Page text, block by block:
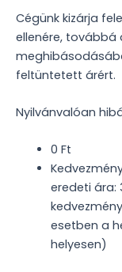
Cégünk kizárja
ellenére, továbbá
feltüntetett árért.
Nyilvánvalóan
0 Ft
eredeti ára:
esetben a
helyesen)